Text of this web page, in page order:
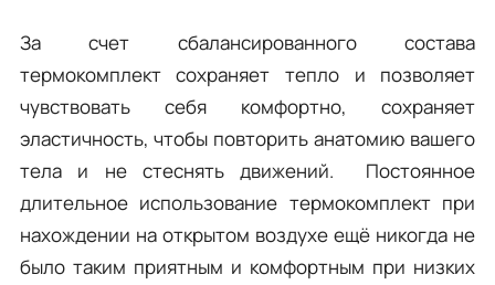
За счет сбалансированного состава
термокомплект сохраняет тепло и позволяет
чувствовать себя комфортно, сохраняет
эластичность, чтобы повторить анатомию вашего
тела и не стеснять движений. Постоянное
длительное использование термокомплект при
нахождении на открытом воздухе ещё никогда не
было таким приятным и комфортным при низких